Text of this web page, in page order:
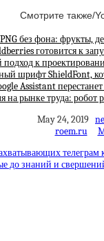
Смотрите также/
без фона: фрукты,
готовится к
к
шрифт ShieldFont,
Assistant
на рынке труда: робот
May 24, 2019
roem.ru
телеграм
до знаний и